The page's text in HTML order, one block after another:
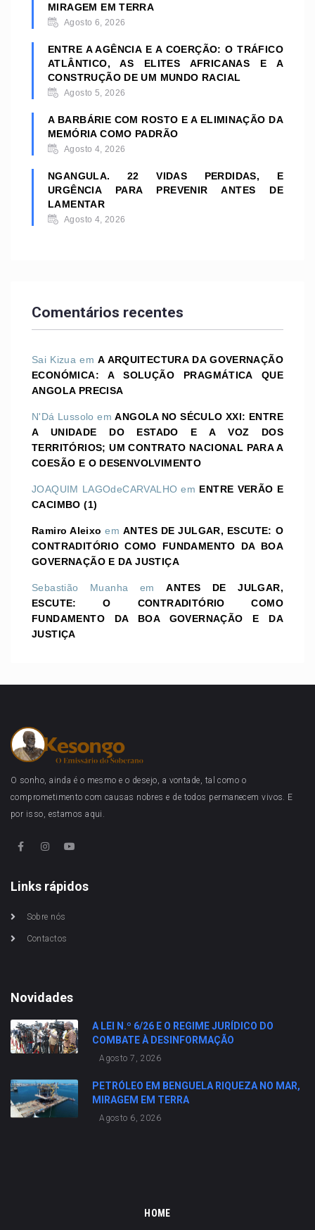
MIRAGEM EM TERRA
Agosto 6, 2026
ENTRE A AGÊNCIA E A COERÇÃO: O TRÁFICO
ATLÂNTICO, AS ELITES AFRICANAS E A
CONSTRUÇÃO DE UM MUNDO RACIAL
Agosto 5, 2026
A BARBÁRIE COM ROSTO E A ELIMINAÇÃO DA
MEMÓRIA COMO PADRÃO
Agosto 4, 2026
NGANGULA. 22 VIDAS PERDIDAS, E
URGÊNCIA PARA PREVENIR ANTES DE
LAMENTAR
Agosto 4, 2026
Comentários recentes
Sai Kizua emA ARQUITECTURA DA GOVERNAÇÃO
ECONÓMICA: A SOLUÇÃO PRAGMÁTICA QUE
ANGOLA PRECISA
N'Dá Lussolo emANGOLA NO SÉCULO XXI: ENTRE
A UNIDADE DO ESTADO E A VOZ DOS
TERRITÓRIOS; UM CONTRATO NACIONAL PARA A
COESÃO E O DESENVOLVIMENTO
JOAQUIM LAGOdeCARVALHO em ENTRE VERÃO E
CACIMBO (1)
Ramiro Aleixo emANTES DE JULGAR, ESCUTE: O
CONTRADITÓRIO COMO FUNDAMENTO DA BOA
GOVERNAÇÃO E DA JUSTIÇA
Sebastião Muanha emANTES DE JULGAR,
ESCUTE: O CONTRADITÓRIO COMO
FUNDAMENTO DA BOA GOVERNAÇÃO E DA
JUSTIÇA
O sonho, ainda é o mesmo e o desejo, a vontade, tal como o
comprometimento com causas nobres e de todos permanecem vivos. E
por isso, estamos aqui.
Links rápidos
Sobre nós
Contactos
Novidades
A LEI N.º 6/26 E O REGIME JURÍDICO DO
COMBATE À DESINFORMAÇÃO
Agosto 7, 2026
PETRÓLEO EM BENGUELA RIQUEZA NO MAR,
MIRAGEM EM TERRA
Agosto 6, 2026
HOME